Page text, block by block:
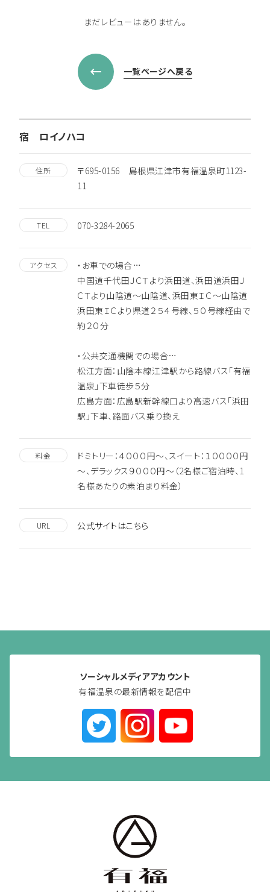
まだレビューはありません。
一覧ページへ戻る
宿 ロイノハコ
住所
〒695-0156 島根県江津市有福温泉町1123-
11
TEL 070-3284-2065
アクセス
・お車での場合…
中国道千代田ＪＣＴより浜田道、浜田道浜田Ｊ
ＣＴより山陰道～山陰道、浜田東ＩＣ～山陰道
浜田東ＩＣより県道２５４号線、５０号線経由で
約２０分
・公共交通機関での場合…
松江方面：山陰本線江津駅から路線バス「有福
温泉」下車徒歩５分
広島方面：広島駅新幹線口より高速バス「浜田
駅」下車、路面バス乗り換え
料金
ドミトリー：４０００円～、スイート：１００００円
～、デラックス９０００円～（2名様ご宿泊時、1
名様あたりの素泊まり料金）
URL 公式サイトはこちら
ソーシャルメディアアカウント
有福温泉の最新情報を配信中